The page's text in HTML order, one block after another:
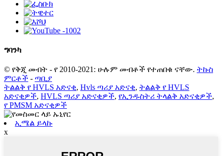
ግባንካ
© የቅጂ መብት - የ 2010-2021: ሁሉም መብቶች የተጠበቁ ናቸው. ትኩስ
ምርቶች - ጣቢያ
ትልልቅ የ HVLS አድናቂ, Hvls ጣሪያ አድናቂ, ትልልቅ የ HVLS
አድናቂዎች, HVLS ጣሪያ አድናቂዎች, የኢንዱስትሪ ትላልቅ አድናቂዎች,
የ PMSM አድናቂዎች
ኢሜል ይላኩ
x